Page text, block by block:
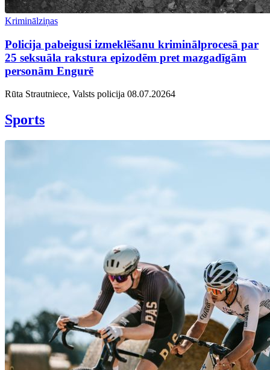
Kriminālziņas
Policija pabeigusi izmeklēšanu kriminālprocesā par
25 seksuāla rakstura epizodēm pret mazgadīgām
personām Engurē
Rūta Strautniece, Valsts policija 08.07.20264
Sports